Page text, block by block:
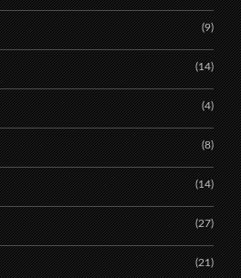
(9)
(14)
(4)
(8)
(14)
(27)
(21)